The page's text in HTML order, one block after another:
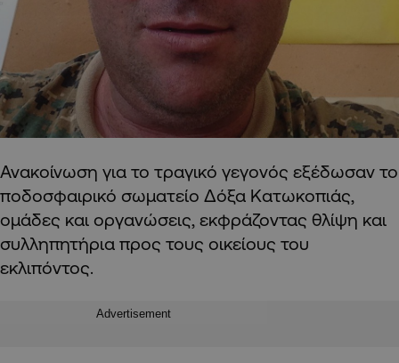
Ανακοίνωση για το τραγικό γεγονός εξέδωσαν το
ποδοσφαιρικό σωματείο Δόξα Κατωκοπιάς,
ομάδες και οργανώσεις, εκφράζοντας θλίψη και
συλληπητήρια προς τους οικείους του
εκλιπόντος.
Advertisement